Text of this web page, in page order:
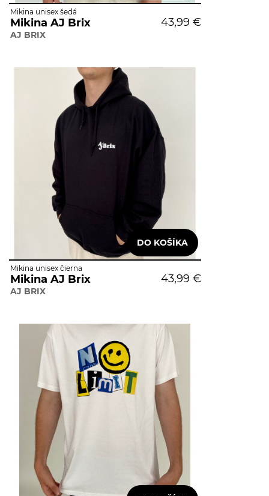
43,99 €
Mikina unisex šedá
Mikina AJ Brix
AJ BRIX
43,99 €
Mikina unisex čierna
Mikina AJ Brix
AJ BRIX